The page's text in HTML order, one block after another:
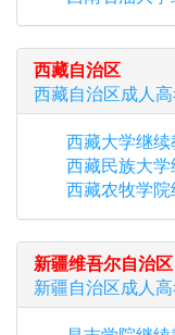
西藏自治区
西藏自治区成人
西藏大学继
西藏民族大
西藏农牧学
新疆维吾尔自治区
新疆自治区成人